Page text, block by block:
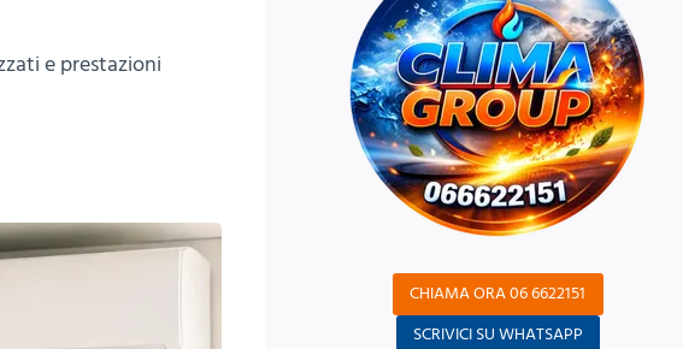
e prestazioni
CHIAMA ORA 06 6622151
SCRIVICI SU WHATSAPP